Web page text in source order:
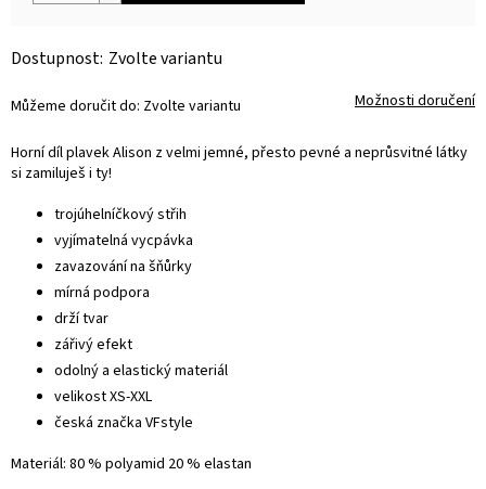
Zvolte variantu
Můžeme doručit do: Zvolte variantu Možnosti doručení
Horní díl plavek Alison z velmi jemné, přesto pevné a neprůsvitné látky
si zamiluješ i ty!
trojúhelníčkový střih
vyjímatelná vycpávka
zavazování na šňůrky
mírná podpora
drží tvar
zářivý efekt
odolný a elastický materiál
velikost XS-XXL
česká značka VFstyle
Materiál: 80 % polyamid 20 % elastan